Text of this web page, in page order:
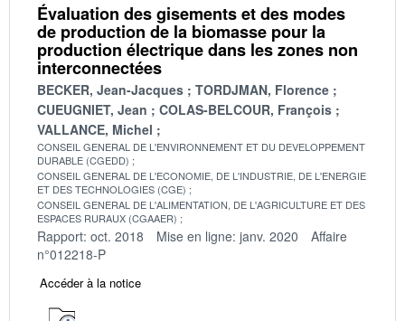
Évaluation des gisements et des modes
de production de la biomasse pour la
production électrique dans les zones non
interconnectées
BECKER, Jean-Jacques
TORDJMAN, Florence
CUEUGNIET, Jean
COLAS-BELCOUR, François
VALLANCE, Michel
CONSEIL GENERAL DE L'ENVIRONNEMENT ET DU DEVELOPPEMENT
DURABLE (CGEDD)
CONSEIL GENERAL DE L'ECONOMIE, DE L'INDUSTRIE, DE L'ENERGIE
ET DES TECHNOLOGIES (CGE)
CONSEIL GENERAL DE L'ALIMENTATION, DE L'AGRICULTURE ET DES
ESPACES RURAUX (CGAAER)
Rapport: oct. 2018 Mise en ligne: janv. 2020
Affaire
n°012218-P
Accéder à la notice